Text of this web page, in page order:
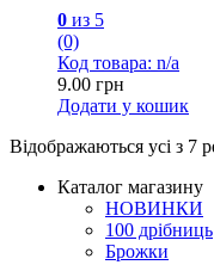
0 из 5
(0)
Код товара: n/a
9.00 грн
Додати у кошик
Відображаються усі з 7
Каталог магазину
НОВИНКИ
100 дрібниць
Брожки